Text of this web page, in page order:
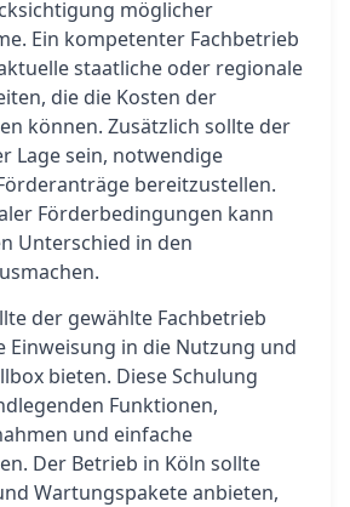
möglicher
Ein kompetenter Fachbetrieb
staatliche oder regionale
die die Kosten der
können. Zusätzlich sollte der
Lage sein, notwendige
bereitzustellen.
Förderbedingungen kann
Unterschied in den
der gewählte Fachbetrieb
Einweisung in die Nutzung und
bieten. Diese Schulung
Funktionen,
und einfache
Der Betrieb in Köln sollte
Wartungspakete anbieten,